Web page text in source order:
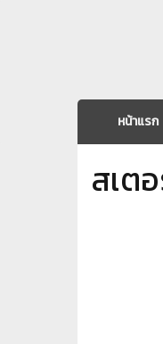
หน้าแรก
สเต